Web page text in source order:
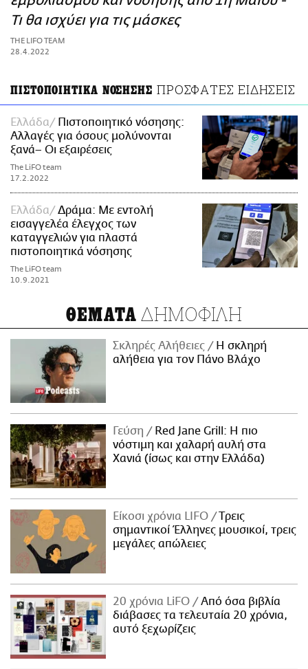
ΑΜΠΑ
PRINT
Τι θα ισχύει για τις μάσκες
THE LIFO TEAM
28.4.2022
ΠΙΣΤΟΠΟΙΗΤΙΚΑ ΝΟΣΗΣΗΣ ΠΡΟΣΦΑΤΕΣ ΕΙΔΗΣΕΙΣ
Ελλάδα
Πιστοποιητικό νόσησης:
Αλλαγές για όσους μολύνονται
ξανά– Οι εξαιρέσεις
The LiFO team
17.2.2022
Ελλάδα
Δράμα: Με εντολή
εισαγγελέα έλεγχος των
καταγγελιών για πλαστά
πιστοποιητικά νόσησης
The LiFO team
10.9.2021
ΘΕΜΑΤΑ ΔΗΜΟΦΙΛΗ
Σκληρές Αλήθειες
H σκληρή
αλήθεια για τον Πάνο Βλάχο
Γεύση
Red Jane Grill: Η πιο
νόστιμη και χαλαρή αυλή στα
Χανιά (ίσως και στην Ελλάδα)
Είκοσι χρόνια LIFO
Tρεις
σημαντικοί Έλληνες μουσικοί, τρεις
μεγάλες απώλειες
20 χρόνια LiFO
Από όσα βιβλία
διάβασες τα τελευταία 20 χρόνια,
αυτό ξεχωρίζεις